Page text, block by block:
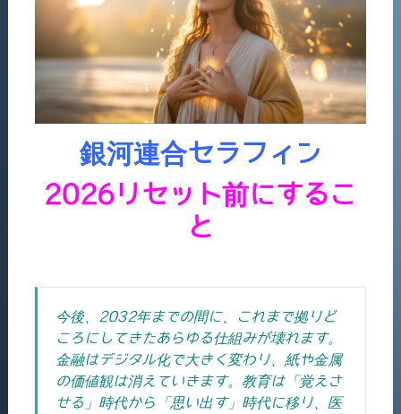
銀河連合セラフィン
2026リセット前にするこ
と
今後、2032年までの間に、これまで拠りど
ころにしてきたあらゆる仕組みが壊れます。
金融はデジタル化で大きく変わり、紙や金属
の価値観は消えていきます。教育は「覚えさ
せる」時代から「思い出す」時代に移り、医